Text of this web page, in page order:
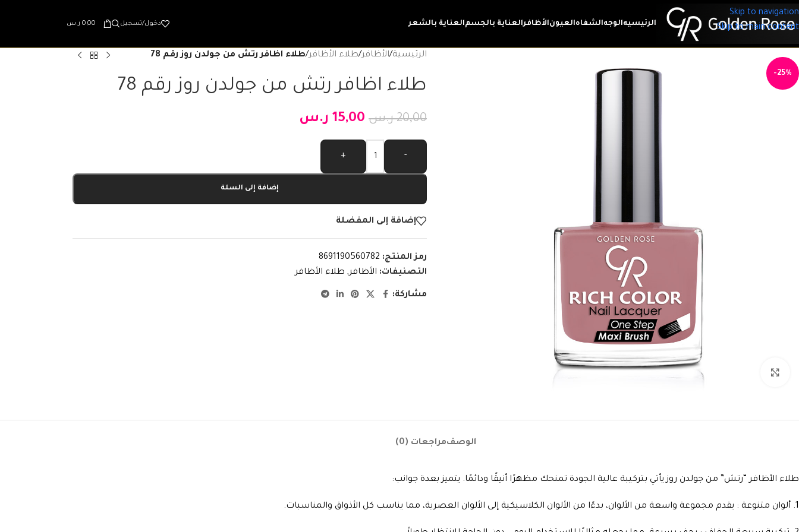
Skip to navigation
Skip to main content
الرئيسيهالوجهالشفاهالعيونالأظافرالعناية بالجسمالعناية بالشعر دخول/تسجيل 0,00 ر.س
-25%
الرئيسية/الأظافر/طلاء الأظافر/طلاء اظافر رتش من جولدن روز رقم 78
طلاء اظافر رتش من جولدن روز رقم 78
20,00 ر.س 15,00 ر.س
-
+
إضافة إلى السلة
Alternative:
إضافة إلى المفضلة
رمز المنتج: 8691190560782
التصنيفات: الأظافر, طلاء الأظافر
مشاركة:
الوصفمراجعات (0)
طلاء الأظافر “رتش” من جولدن روز يأتي بتركيبة عالية الجودة تمنحك مظهرًا أنيقًا ودائمًا. يتميز بعدة جوانب:
1. ألوان متنوعة : يقدم مجموعة واسعة من الألوان، بدءًا من الألوان الكلاسيكية إلى الألوان العصرية، مما يناسب كل الأذواق والمناسبات.